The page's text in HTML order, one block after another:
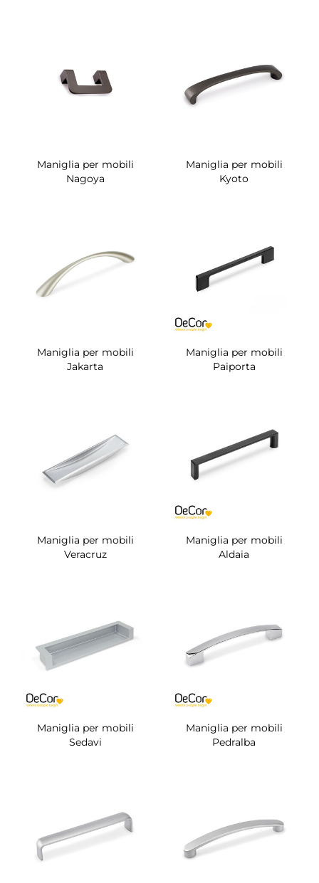
Maniglia per mobili
Nagoya
Maniglia per mobili
Kyoto
Maniglia per mobili
Jakarta
Maniglia per mobili
Paiporta
Maniglia per mobili
Veracruz
Maniglia per mobili
Aldaia
Maniglia per mobili
Sedavi
Maniglia per mobili
Pedralba